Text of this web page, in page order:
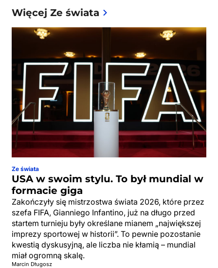
Więcej Ze świata
Ze świata
USA w swoim stylu. To był mundial w
formacie giga
Zakończyły się mistrzostwa świata 2026, które przez
szefa FIFA, Gianniego Infantino, już na długo przed
startem turnieju były określane mianem „największej
imprezy sportowej w historii”. To pewnie pozostanie
kwestią dyskusyjną, ale liczba nie kłamią – mundial
miał ogromną skalę.
Marcin Długosz